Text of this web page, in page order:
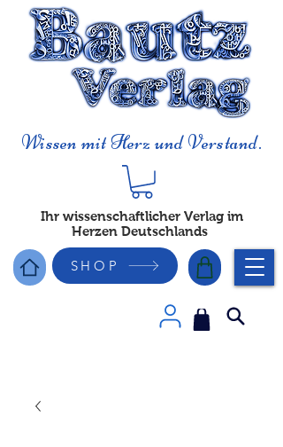
Wissen mit Herz und Verstand.
Ihr wissenschaftlicher Verlag im
Herzen Deutschlands
SHOP